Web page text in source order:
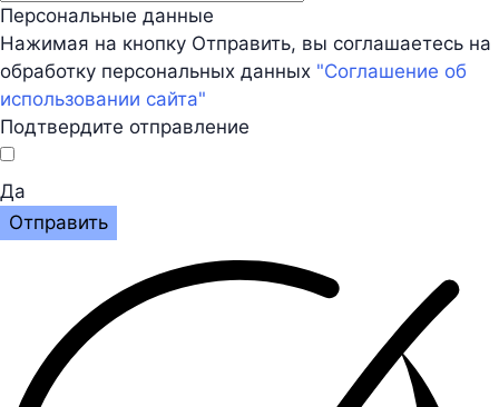
Персональные данные
Нажимая на кнопку Отправить, вы соглашаетесь на
обработку персональных данных "Соглашение об
использовании сайта"
Подтвердите отправление
Да
Отправить